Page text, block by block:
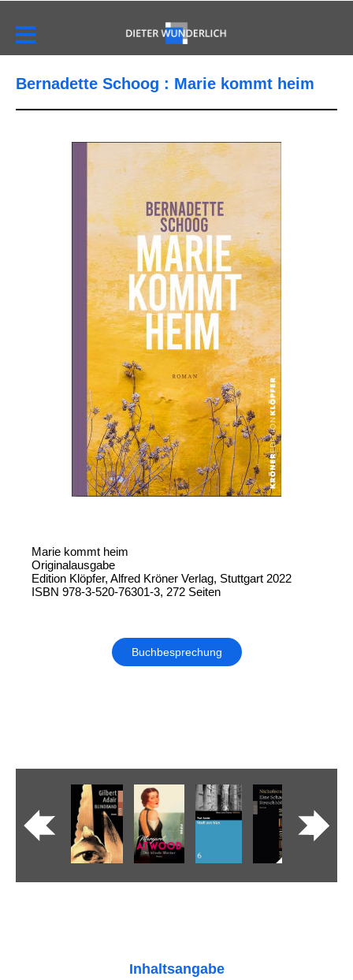
Bernadette Schoog : Marie kommt heim
Marie kommt heim
Originalausgabe
Edition Klöpfer, Alfred Kröner Verlag, Stuttgart 2022
ISBN 978-3-520-76301-3, 272 Seiten
Buchbesprechung
Inhaltsangabe